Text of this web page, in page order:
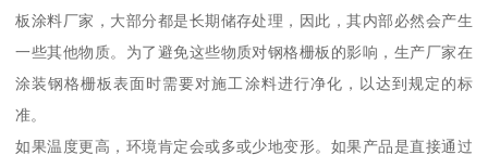
板涂料厂家，大部分都是长期储存处理，因此，其内部必然会产生
一些其他物质。为了避免这些物质对钢格栅板的影响，生产厂家在
涂装钢格栅板表面时需要对施工涂料进行净化，以达到规定的标
准。
如果温度更高，环境肯定会或多或少地变形。如果产品是直接通过